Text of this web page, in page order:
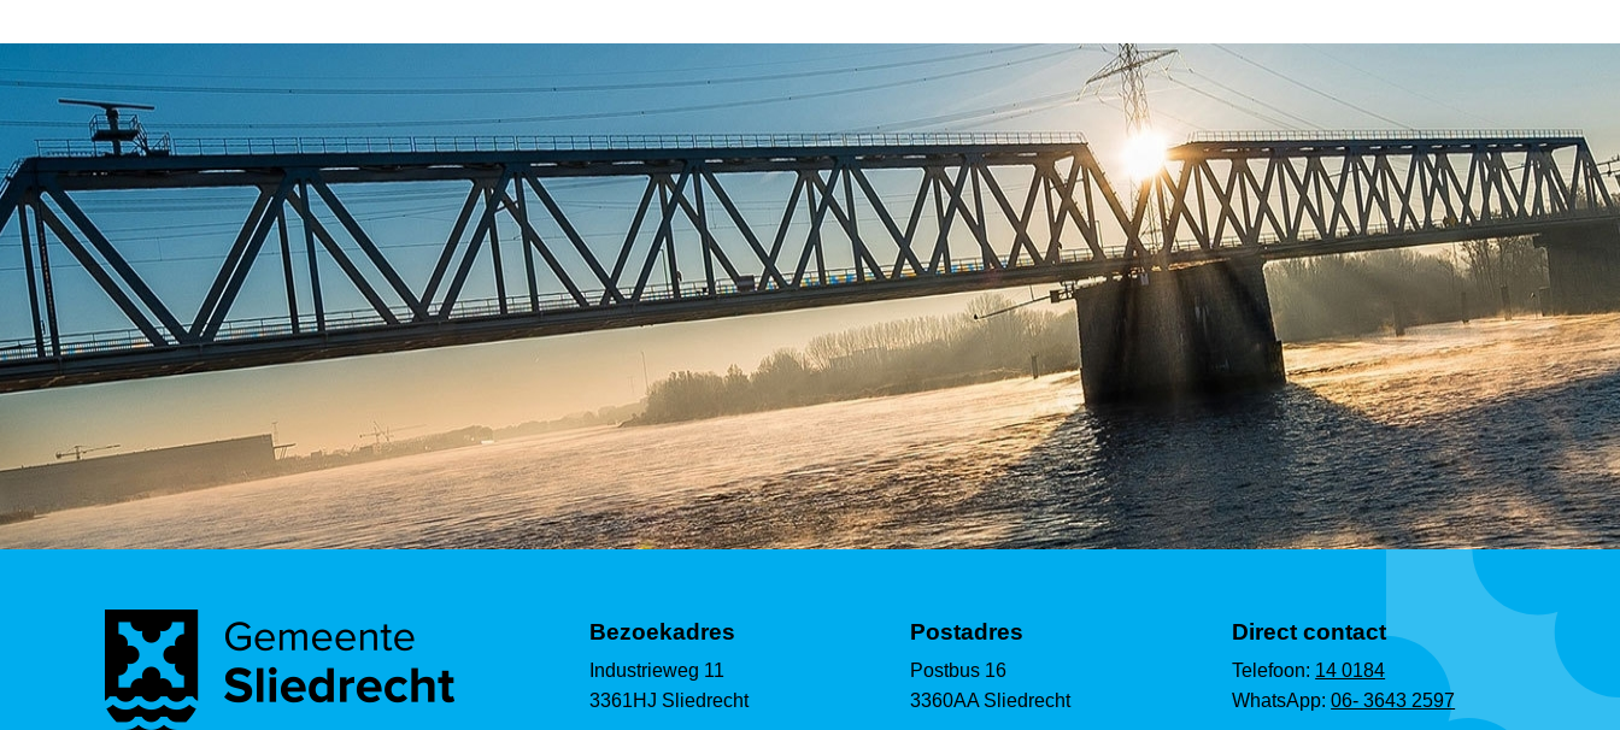
Bezoekadres
Industrieweg 11
3361HJ Sliedrecht
Postadres
Postbus 16
3360AA Sliedrecht
Direct contact
Telefoon: 14 0184
WhatsApp:06- 3643 2597